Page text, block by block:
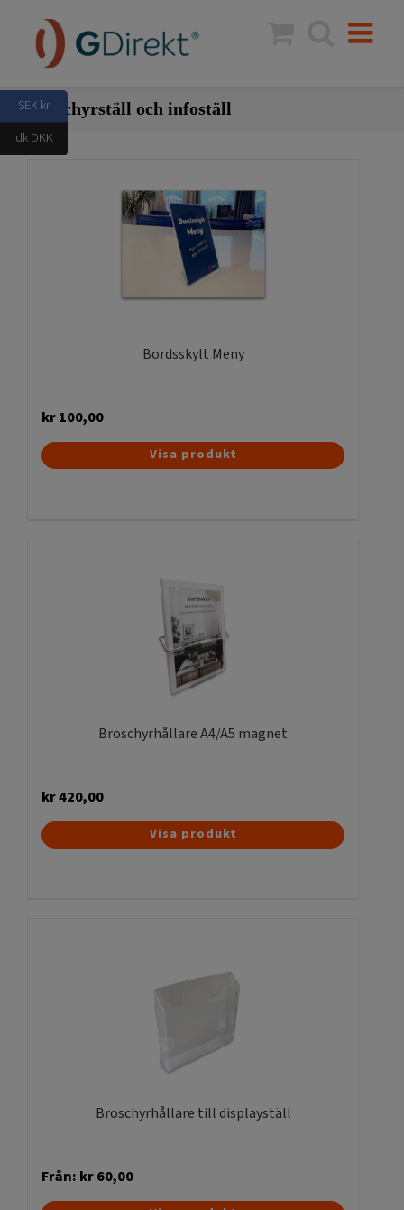
innehållet
Broschyrställ och infoställ
Bordsskylt Meny
kr100,00
Visa produkt
Broschyrhållare A4/A5 magnet
kr420,00
Visa produkt
Broschyrhållare till displayställ
Från: kr60,00
SEK kr
dk DKK